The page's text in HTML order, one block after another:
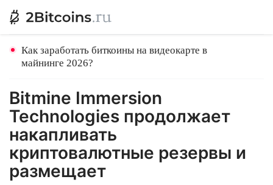
Как заработать биткоины на видеокарте в
майнинге 2026?
Bitmine Immersion
Technologies продолжает
накапливать
криптовалютные резервы и
размещает